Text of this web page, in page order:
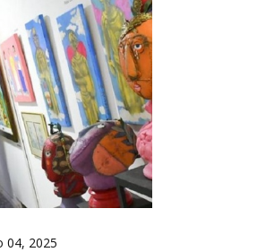
04, 2025